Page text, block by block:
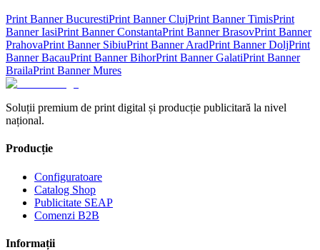
Print BannerBucurestiPrint BannerClujPrint BannerTimisPrint
BannerIasiPrint BannerConstantaPrint BannerBrasovPrint Banner
PrahovaPrint Banner SibiuPrint BannerAradPrint BannerDoljPrint
BannerBacauPrint BannerBihorPrint BannerGalatiPrint Banner
BrailaPrint BannerMures
Soluții premium de print digital și producție publicitară la nivel
național.
Producție
Configuratoare
Catalog Shop
Publicitate SEAP
Comenzi B2B
Informații